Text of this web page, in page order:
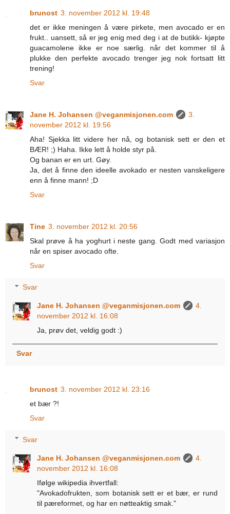
brunost 3. november 2012 kl. 19:48
det er ikke meningen å være pirkete, men avocado er en
frukt.. uansett, så er jeg enig med deg i at de butikk- kjøpte
guacamolene ikke er noe særlig. når det kommer til å
plukke den perfekte avocado trenger jeg nok fortsatt litt
trening!
Svar
Jane H. Johansen @veganmisjonen.com
3.
november 2012 kl. 19:56
Aha! Sjekka litt videre her nå, og botanisk sett er den et
BÆR! ;) Haha. Ikke lett å holde styr på.
Og banan er en urt. Gøy.
Ja, det å finne den ideelle avokado er nesten vanskeligere
enn å finne mann! ;D
Svar
Tine 3. november 2012 kl. 20:56
Skal prøve å ha yoghurt i neste gang. Godt med variasjon
når en spiser avocado ofte.
Svar
Svar
Jane H. Johansen @veganmisjonen.com
4.
november 2012 kl. 16:08
Ja, prøv det, veldig godt :)
Svar
brunost 3. november 2012 kl. 23:16
et bær ?!
Svar
Svar
Jane H. Johansen @veganmisjonen.com
4.
november 2012 kl. 16:08
Ifølge wikipedia ihvertfall:
"Avokadofrukten, som botanisk sett er et bær, er rund
til pæreformet, og har en nøtteaktig smak."